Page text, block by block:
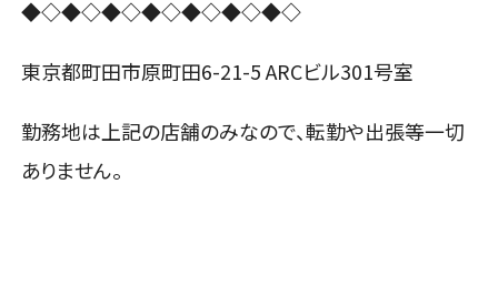
◆◇◆◇◆◇◆◇◆◇◆◇◆◇
東京都町田市原町田6-21-5 ARCビル301号室
勤務地は上記の店舗のみなので、転勤や出張等一切
ありません。